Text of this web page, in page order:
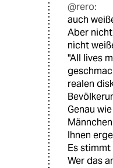
@rero:
auch
Aber
nicht
"All lives
realen
Genau
Ihnen
Es
Wer das